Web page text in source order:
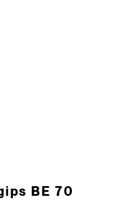
BE 70